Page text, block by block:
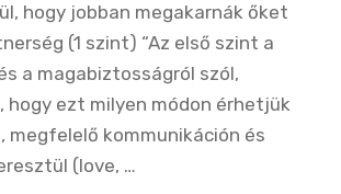
hogy jobban megakarnák őket
(1 szint) “Az első szint a
a magabiztosságról szól,
hogy ezt milyen módon érhetjük
megfelelő kommunikáción és
(love, …